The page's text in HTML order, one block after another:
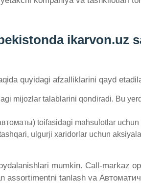
ikarvon.uz
quyidagi afzalliklarini qayd
mijozlar talablarini qondiradi. Bu
toifasidagi mahsulotlar
ulgurji xaridorlar uchun
mumkin. Call-markaz
assortimentni tanlash va